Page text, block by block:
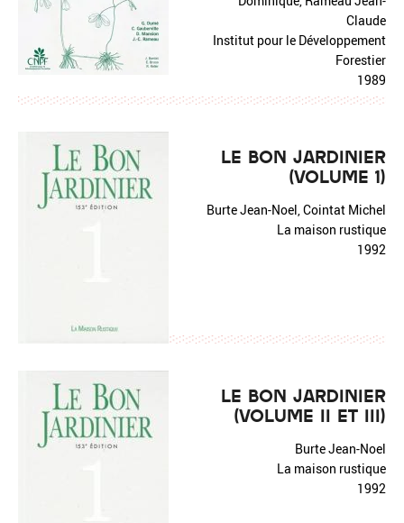
Claude
Institut pour le Développement
Forestier
1989
LE BON JARDINIER
(VOLUME 1)
Burte Jean-Noel, Cointat Michel
La maison rustique
1992
LE BON JARDINIER
(VOLUME II ET III)
Burte Jean-Noel
La maison rustique
1992